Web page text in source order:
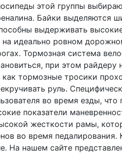
этой группы
Байки выделяются
выдерживать
на идеально ровном
Тормозная система
при этом
как тормозные тросики
руль.
во время езды,
показатели
жесткости рамы,
во время
На нашем сайте